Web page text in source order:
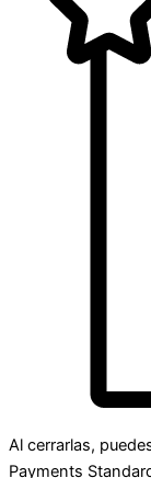
Al cerrarlas,
Payments